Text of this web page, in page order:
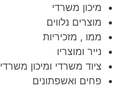
מיכון משרדי
מוצרים נלווים
ממו , מזכיריות
נייר ומוצריו
ציוד משרדי ומיכון משרדי
פחים ואשפתונים